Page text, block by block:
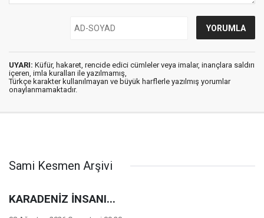
UYARI: Küfür, hakaret, rencide edici cümleler veya imalar, inançlara saldırı
içeren, imla kuralları ile yazılmamış,
Türkçe karakter kullanılmayan ve büyük harflerle yazılmış yorumlar
onaylanmamaktadır.
Sami Kesmen Arşivi
KARADENİZ İNSANI...